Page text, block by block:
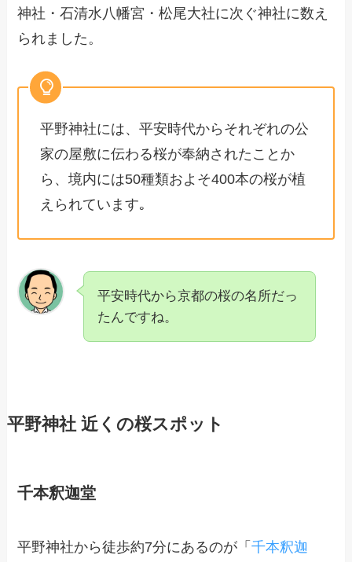
神社・石清水八幡宮・松尾大社に次ぐ神社に数え
られました。
平野神社には、平安時代からそれぞれの公
家の屋敷に伝わる桜が奉納されたことか
ら、境内には50種類およそ400本の桜が植
えられています｡
平安時代から京都の桜の名所だっ
たんですね。
平野神社 近くの桜スポット
千本釈迦堂
平野神社から徒歩約7分にあるのが「千本釈迦